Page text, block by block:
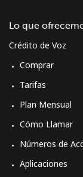
Lo que
Crédito de Voz
Comprar
Tarifas
Plan Mensual
Cómo Llamar
Números de
Aplicaciones